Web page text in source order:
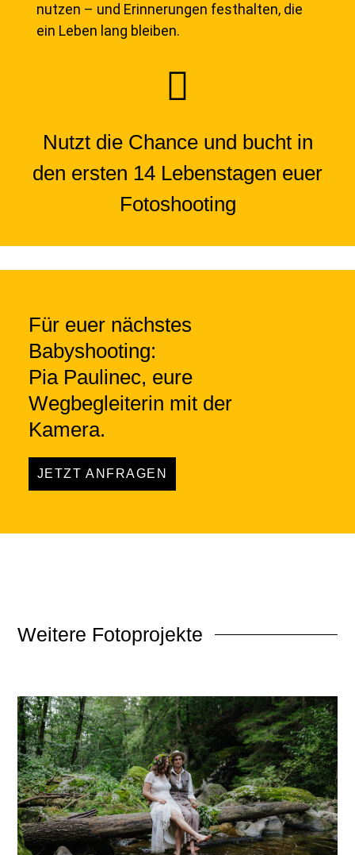
nutzen – und Erinnerungen festhalten, die
ein Leben lang bleiben.
Nutzt die Chance und bucht in
den ersten 14 Lebenstagen euer
Fotoshooting
Für euer nächstes
Babyshooting:
Pia Paulinec, eure
Wegbegleiterin mit der
Kamera.
JETZT ANFRAGEN
Weitere Fotoprojekte